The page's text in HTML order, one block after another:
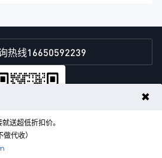
热线16650592239
✖
送超低折扣价。
代收）